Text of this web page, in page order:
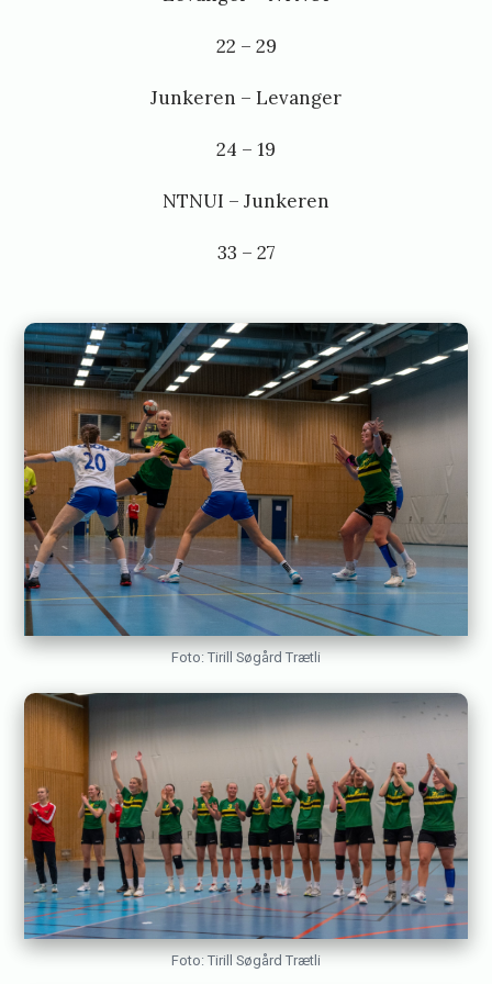
22 – 29
Junkeren – Levanger
24 – 19
NTNUI – Junkeren
33 – 27
Foto: Tirill Søgård Trætli
Foto: Tirill Søgård Trætli